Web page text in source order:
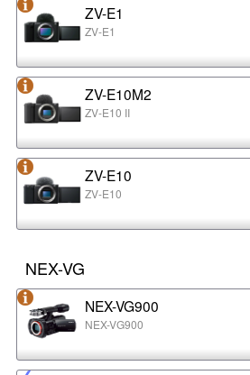
ZV-E1
ZV-E1
ZV-E10M2
ZV-E10 II
ZV-E10
ZV-E10
NEX-VG
NEX-VG900
NEX-VG900